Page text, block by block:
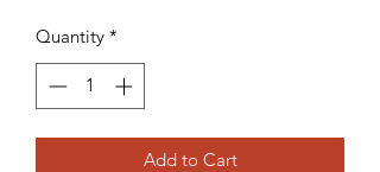
Quantity *
Add to Cart